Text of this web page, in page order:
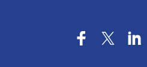
FacebookTwitter